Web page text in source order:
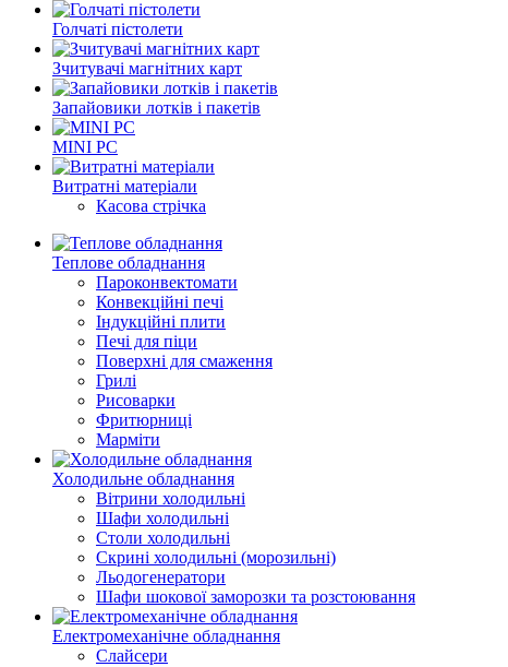
Голчаті пістолети
Зчитувачі магнітних карт
Запайовики лотків і пакетів
MINI PC
Витратні матеріали
Касова стрічка
Теплове обладнання
Пароконвектомати
Конвекційні печі
Індукційні плити
Печі для піци
Поверхні для смаження
Грилі
Рисоварки
Фритюрниці
Марміти
Холодильне обладнання
Вітрини холодильні
Шафи холодильні
Столи холодильні
Скрині холодильні (морозильні)
Льодогенератори
Шафи шокової заморозки та розстоювання
Електромеханічне обладнання
Слайсери